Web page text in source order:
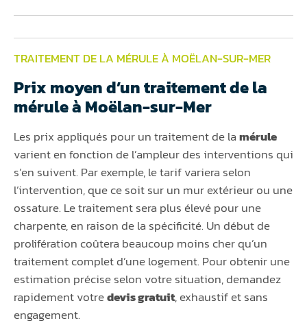
TRAITEMENT DE LA MÉRULE À MOËLAN-SUR-MER
Prix moyen d’un traitement de la
mérule à Moëlan-sur-Mer
Les prix appliqués pour un traitement de lamérule
varient en fonction de l’ampleur des interventions qui
s’en suivent. Par exemple, le tarif variera selon
l’intervention, que ce soit sur un mur extérieur ou une
ossature. Le traitement sera plus élevé pour une
charpente, en raison de la spécificité. Un début de
prolifération coûtera beaucoup moins cher qu’un
traitement complet d’une logement. Pour obtenir une
estimation précise selon votre situation, demandez
rapidement votredevis gratuit, exhaustif et sans
engagement.